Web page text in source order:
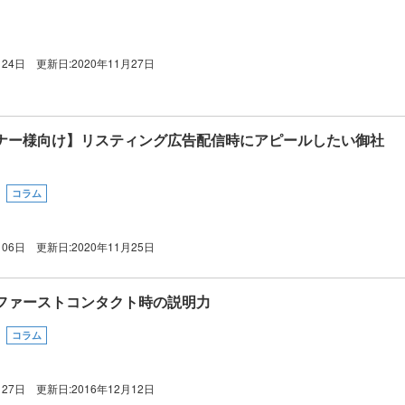
日 更新日:2020年11月27日
ー様向け】リスティング広告配信時にアピールしたい御社
コラム
日 更新日:2020年11月25日
ァーストコンタクト時の説明力
コラム
日 更新日:2016年12月12日